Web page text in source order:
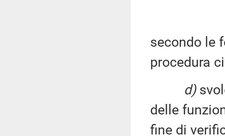
secondo le
procedura
d)
delle
fine di